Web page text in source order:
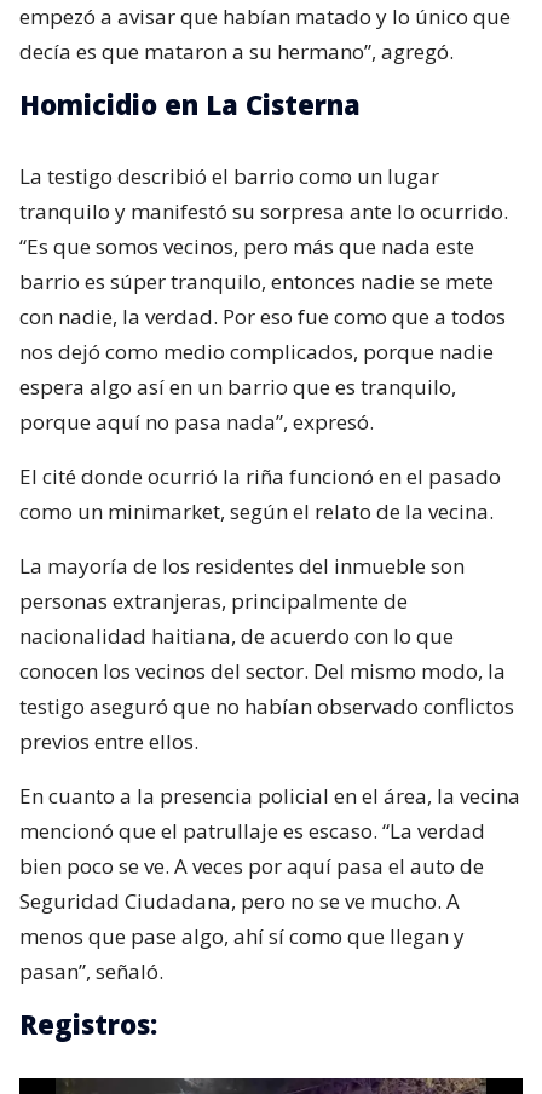
empezó a avisar que habían matado y lo único que
decía es que mataron a su hermano”, agregó.
Homicidio en La Cisterna
La testigo describió el barrio como un lugar
tranquilo y manifestó su sorpresa ante lo ocurrido.
“Es que somos vecinos, pero más que nada este
barrio es súper tranquilo, entonces nadie se mete
con nadie, la verdad. Por eso fue como que a todos
nos dejó como medio complicados, porque nadie
espera algo así en un barrio que es tranquilo,
porque aquí no pasa nada”, expresó.
El cité donde ocurrió la riña funcionó en el pasado
como un minimarket, según el relato de la vecina.
La mayoría de los residentes del inmueble son
personas extranjeras, principalmente de
nacionalidad haitiana, de acuerdo con lo que
conocen los vecinos del sector. Del mismo modo, la
testigo aseguró que no habían observado conflictos
previos entre ellos.
En cuanto a la presencia policial en el área, la vecina
mencionó que el patrullaje es escaso. “La verdad
bien poco se ve. A veces por aquí pasa el auto de
Seguridad Ciudadana, pero no se ve mucho. A
menos que pase algo, ahí sí como que llegan y
pasan”, señaló.
Registros: